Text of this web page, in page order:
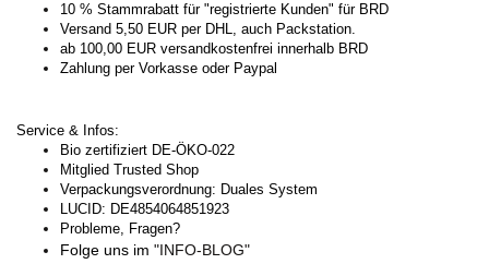
10 % Stammrabatt für "registrierte Kunden" für BRD
Versand 5,50 EUR per DHL, auch Packstation.
ab 100,00 EUR versandkostenfrei innerhalb BRD
Zahlung per Vorkasse oder Paypal
Service & Infos:
Bio zertifiziert DE-ÖKO-022
Mitglied Trusted Shop
Verpackungsverordnung: Duales System
LUCID: DE4854064851923
Probleme, Fragen?
Folge uns im "INFO-BLOG"